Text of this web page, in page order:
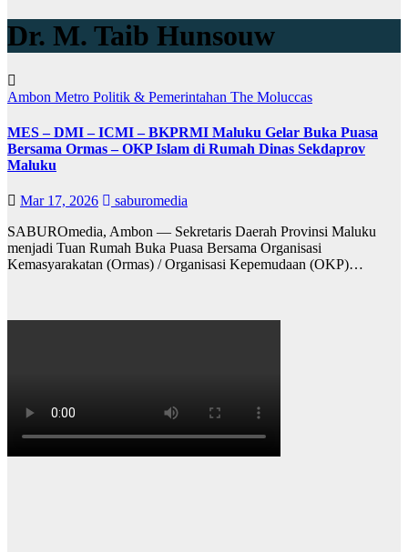
Dr. M. Taib Hunsouw
Ambon Metro Politik & Pemerintahan The Moluccas
MES – DMI – ICMI – BKPRMI Maluku Gelar Buka Puasa
Bersama Ormas – OKP Islam di Rumah Dinas Sekdaprov
Maluku
Mar 17, 2026
saburomedia
SABUROmedia, Ambon — Sekretaris Daerah Provinsi Maluku
menjadi Tuan Rumah Buka Puasa Bersama Organisasi
Kemasyarakatan (Ormas) / Organisasi Kepemudaan (OKP)…